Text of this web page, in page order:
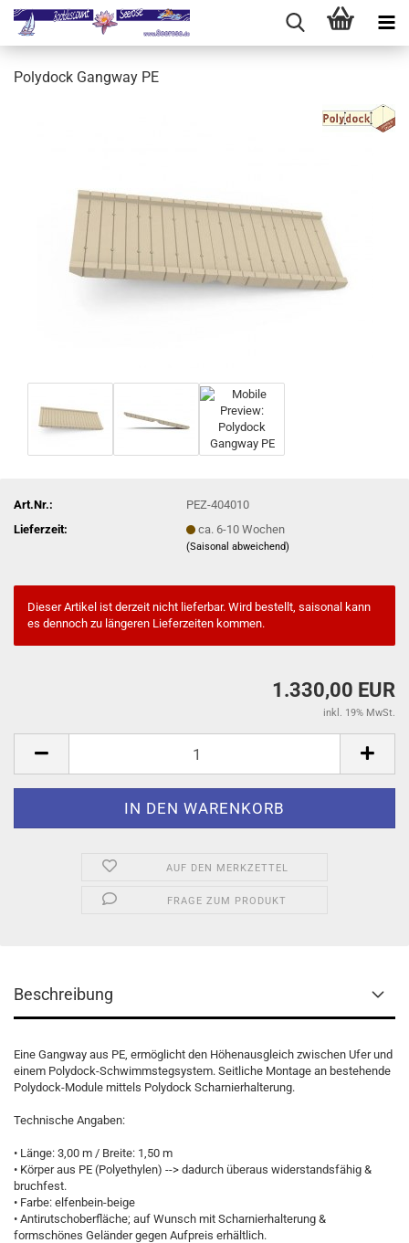
Polydock Gangway PE
Art.Nr.:
PEZ-404010
Lieferzeit:
ca. 6-10 Wochen
(Saisonal abweichend)
Dieser Artikel ist derzeit nicht lieferbar. Wird bestellt, saisonal kann
es dennoch zu längeren Lieferzeiten kommen.
1.330,00 EUR
inkl. 19% MwSt.
AUF DEN MERKZETTEL
FRAGE ZUM PRODUKT
Beschreibung
Eine Gangway aus PE, ermöglicht den Höhenausgleich zwischen Ufer und
einem Polydock-Schwimmstegsystem. Seitliche Montage an bestehende
Polydock-Module mittels Polydock Scharnierhalterung.
Technische Angaben:
• Länge: 3,00 m / Breite: 1,50 m
• Körper aus PE (Polyethylen) --> dadurch überaus widerstandsfähig &
bruchfest.
• Farbe: elfenbein-beige
• Antirutschoberfläche; auf Wunsch mit Scharnierhalterung &
formschönes Geländer gegen Aufpreis erhältlich.